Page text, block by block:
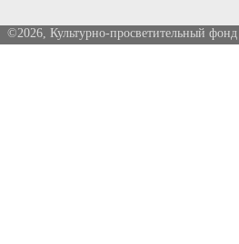
©2026, Культурно-просветительный